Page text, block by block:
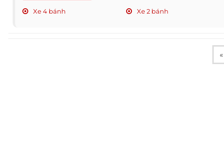
Xe 4 bánh Xe 2 bánh
«